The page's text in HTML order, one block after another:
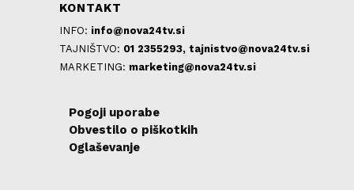
KONTAKT
INFO: info@nova24tv.si
TAJNIŠTVO: 01 2355293, tajnistvo@nova24tv.si
MARKETING: marketing@nova24tv.si
Pogoji uporabe
Obvestilo o piškotkih
Oglaševanje